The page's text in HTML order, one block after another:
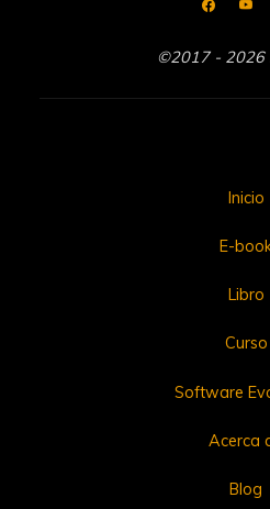
©2017 - 2026
Inicio
E-
Libro
Curso
Software
Acerca
Blog